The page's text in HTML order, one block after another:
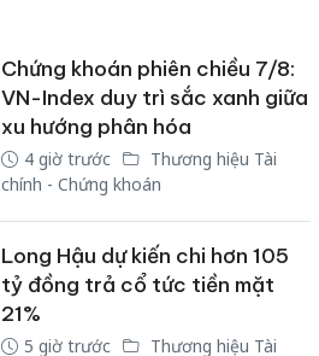
Chứng khoán phiên chiều 7/8:
VN-Index duy trì sắc xanh giữa
xu hướng phân hóa
4 giờ trước
Thương hiệu Tài
chính - Chứng khoán
Long Hậu dự kiến chi hơn 105
tỷ đồng trả cổ tức tiền mặt
21%
5 giờ trước
Thương hiệu Tài